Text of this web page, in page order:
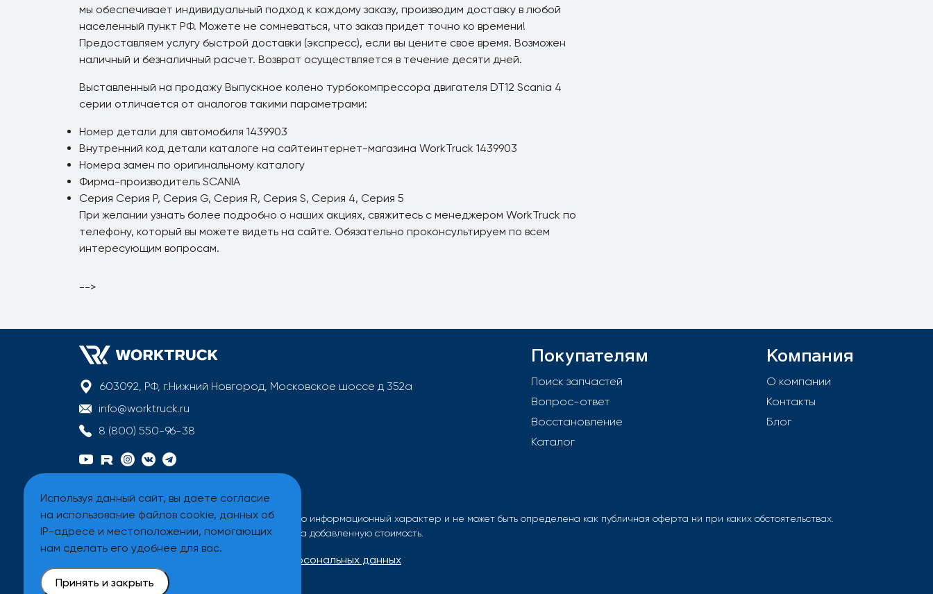
Используя данный сайт, вы даете согласие
на использование файлов cookie, данных об
IP-адресе и местоположении, помогающих
нам сделать его удобнее для вас.
Принять и закрыть
мы обеспечивает индивидуальный подход к каждому заказу, производим доставку в любой
населенный пункт РФ. Можете не сомневаться, что заказ придет точно ко времени!
Предоставляем услугу быстрой доставки (экспресс), если вы цените свое время. Возможен
наличный и безналичный расчет. Возврат осуществляется в течение десяти дней.
Выставленный на продажу Выпускное колено турбокомпрессора двигателя DT12 Scania 4
серии отличается от аналогов такими параметрами:
Номер детали для автомобиля 1439903
Внутренний код детали каталоге на сайтеинтернет-магазина WorkTruck 1439903
Номера замен по оригинальному каталогу
Фирма-производитель SCANIA
Серия Серия P, Серия G, Серия R, Серия S, Серия 4, Серия 5
При желании узнать более подробно о наших акциях, свяжитесь с менеджером WorkTruck по
телефону, который вы можете видеть на сайте. Обязательно проконсультируем по всем
интересующим вопросам.
-->
603092, РФ, г.Нижний Новгород, Московское шоссе д 352а
info@worktruck.ru
8 (800) 550-96-38
Покупателям
Поиск запчастей
Вопрос-ответ
Восстановление
Каталог
Компания
О компании
Контакты
Блог
Вся информация на сайте имеет исключительно информационный характер и не может быть определена как публичная оферта ни при каких обстоятельствах.
Все цены на сайте указаны без учета налога на добавленную стоимость.
Политика обработки персональных данных